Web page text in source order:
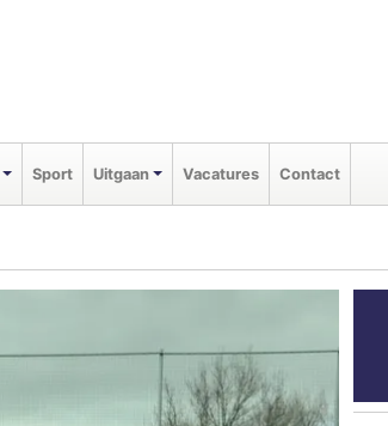
Sport Uitgaan Vacatures Contact